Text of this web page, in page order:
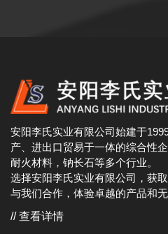
安阳李氏实业有限公司始建于
产、进出口贸易于一体的综合性
耐火材料，钠长石等多个行业。
选择安阳李氏实业有限公司，获
与我们合作，体验卓越的产品和
// 查看详情